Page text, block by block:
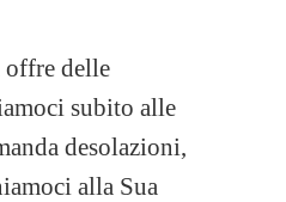
delle
subito alle
desolazioni,
alla Sua